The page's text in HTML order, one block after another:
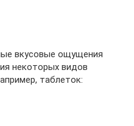
вкусовые ощущения
некоторых видов
таблеток: